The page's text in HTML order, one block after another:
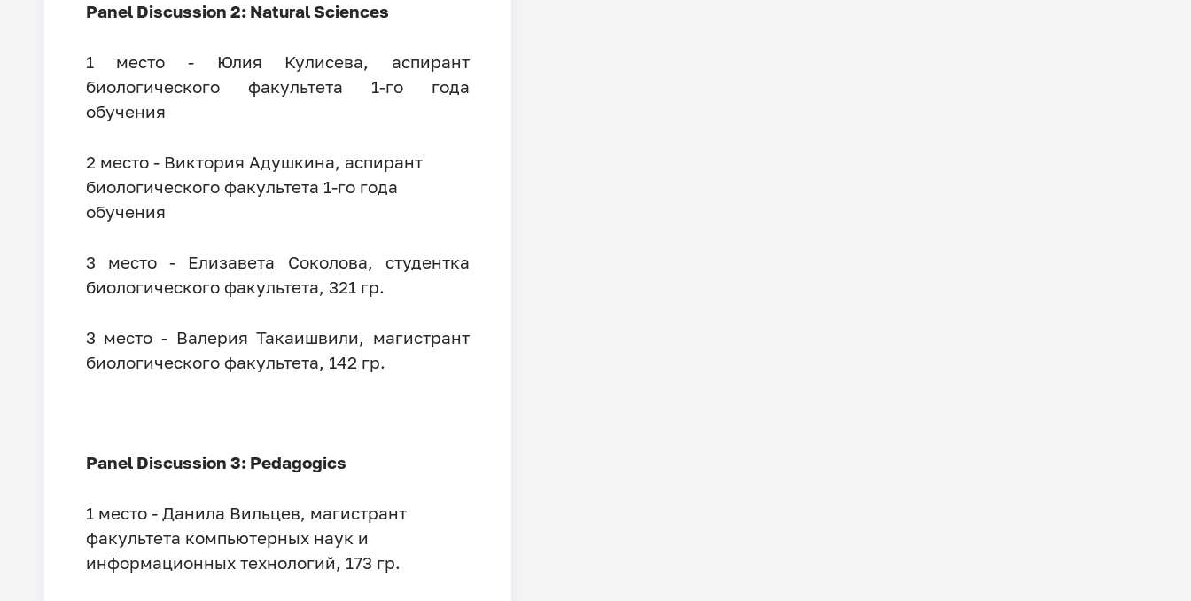
Panel Discussion 2: Natural Sciences
1 место - Юлия Кулисева, аспирант
биологического факультета 1-го года
обучения
2 место - Виктория Адушкина, аспирант
биологического факультета 1-го года
обучения
3 место - Елизавета Соколова, студентка
биологического факультета, 321 гр.
3 место - Валерия Такаишвили, магистрант
биологического факультета, 142 гр.
Panel Discussion 3: Pedagogics
1 место - Данила Вильцев, магистрант
факультета компьютерных наук и
информационных технологий, 173 гр.